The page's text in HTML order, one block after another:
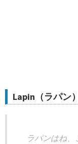
Lapin（ラパン
ラパンはね